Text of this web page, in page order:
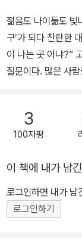
젊음도 나이듦도 빛
구’가 되다 찬란한 대가야 문화의 중심지, 고령 “보령?” “고령토가 많
이 나는 곳 아냐?” 고령에 대해서 이야기할 때 가장 자주 듣게 되는
질문이다. 많은 사
의 성모 정견모주
주 보며 대구와 연
주와 연결되는 곳
만 명 남짓한 인구 소멸 지역으로
들에게 가장 인상
이 평지도 아닌 산
에 이르는 순장 무
3
100자평
이 책에 내가 남
로그인하면 내가 남
로그인하기